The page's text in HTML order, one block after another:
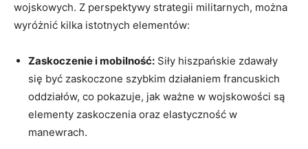
wojskowych. Z perspektywy strategii militarnych, ⁤można
wyróżnić kilka⁣ istotnych elementów:
Zaskoczenie i mobilność: Siły hiszpańskie zdawały
się być zaskoczone szybkim działaniem francuskich
oddziałów, co pokazuje, ⁢jak ważne w wojskowości są
elementy zaskoczenia ‍oraz elastyczność w
manewrach.